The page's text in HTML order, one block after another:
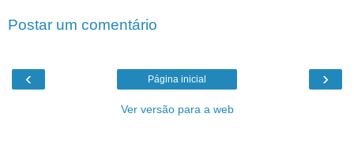
Postar um comentário
‹ ›
Página inicial
Ver versão para a web